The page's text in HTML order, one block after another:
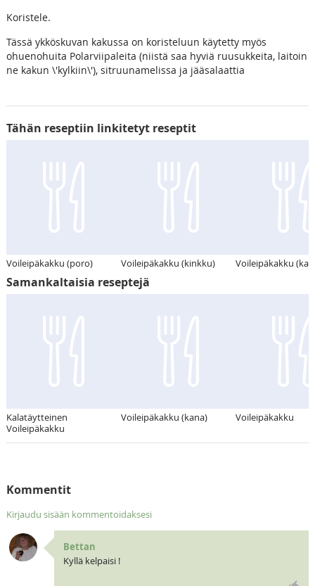
Koristele.
Tässä ykköskuvan kakussa on koristeluun käytetty myös
ohuenohuita Polarviipaleita (niistä saa hyviä ruusukkeita, laitoin
ne kakun \'kylkiin\'), sitruunamelissa ja jääsalaattia
Tähän reseptiin linkitetyt reseptit
Voileipäkakku (poro) Voileipäkakku (kinkku) Voileipäkakku
Samankaltaisia reseptejä
Kalatäytteinen
Voileipäkakku
Voileipäkakku (kana) Voileipäkakku
Kommentit
Kirjaudu sisään kommentoidaksesi
Bettan
Kyllä kelpaisi !